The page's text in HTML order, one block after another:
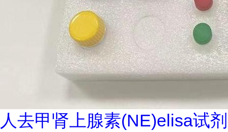
人去甲肾上腺素(NE)elisa试剂